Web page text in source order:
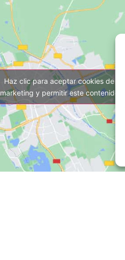
Haz clic para aceptar cookies de
marketing y permitir este contenido